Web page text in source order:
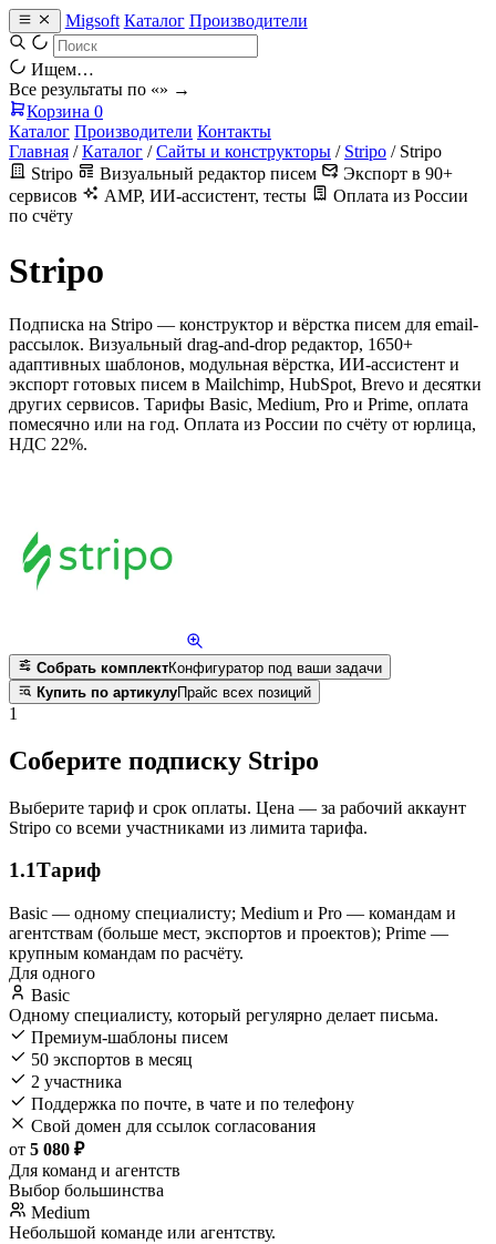
Migsoft Каталог Производители
Ищем…
Все результаты по «» →
Корзина 0
Каталог Производители Контакты
Главная / Каталог / Сайты и конструкторы / Stripo / Stripo
Stripo
Визуальный редактор писем
Экспорт в 90+
сервисов
AMP, ИИ-ассистент, тесты
Оплата из России
по счёту
Stripo
Подписка на Stripo — конструктор и вёрстка писем для email-
рассылок. Визуальный drag-and-drop редактор, 1650+
адаптивных шаблонов, модульная вёрстка, ИИ-ассистент и
экспорт готовых писем в Mailchimp, HubSpot, Brevo и десятки
других сервисов. Тарифы Basic, Medium, Pro и Prime, оплата
помесячно или на год. Оплата из России по счёту от юрлица,
НДС 22%.
Собрать комплектКонфигуратор под ваши задачи
Купить по артикулуПрайс всех позиций
1
Соберите подписку Stripo
Выберите тариф и срок оплаты. Цена — за рабочий аккаунт
Stripo со всеми участниками из лимита тарифа.
1.1Тариф
Basic — одному специалисту; Medium и Pro — командам и
агентствам (больше мест, экспортов и проектов); Prime —
крупным командам по расчёту.
Для одного
Basic
Одному специалисту, который регулярно делает письма.
Премиум-шаблоны писем
50 экспортов в месяц
2 участника
Поддержка по почте, в чате и по телефону
Свой домен для ссылок согласования
от 5 080 ₽
Для команд и агентств
Выбор большинства
Medium
Небольшой команде или агентству.